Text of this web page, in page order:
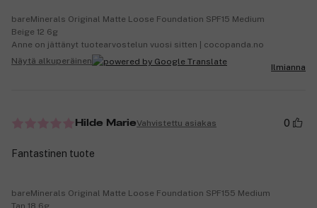
bareMinerals Original Matte Loose Foundation SPF15 Medium
Beige 12 6g
Anne on jättänyt tuotearvostelun vuosi sitten | cocopanda.no
Näytä alkuperäinen
Ilmianna
Hilde MarieVahvistettu asiakas 0
Fantastinen tuote
bareMinerals Original Matte Loose Foundation SPF155 Medium
Tan 18 6g